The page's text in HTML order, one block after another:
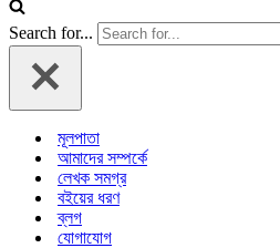
Search for...
মূলপাতা
আমাদের সম্পর্কে
লেখক সমগ্র
বইয়ের ধরণ
ব্লগ
যোগাযোগ